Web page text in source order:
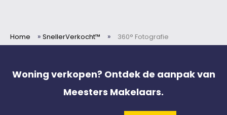
Home » SnellerVerkocht™ » 360° Fotografie
Woning verkopen? Ontdek de aanpak van
Meesters Makelaars.